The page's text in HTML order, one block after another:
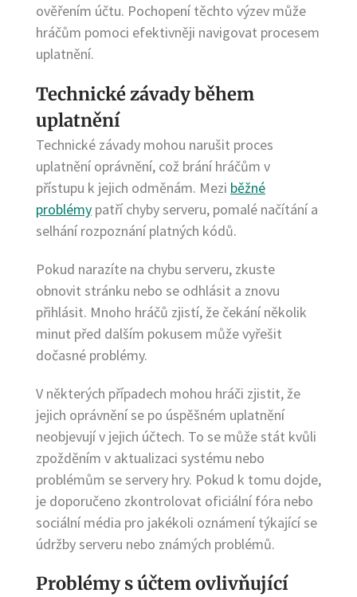
ověřením účtu. Pochopení těchto výzev může
hráčům pomoci efektivněji navigovat procesem
uplatnění.
Technické závady během
uplatnění
Technické závady mohou narušit proces
uplatnění oprávnění, což brání hráčům v
přístupu k jejich odměnám. Mezi běžné
problémy patří chyby serveru, pomalé načítání a
selhání rozpoznání platných kódů.
Pokud narazíte na chybu serveru, zkuste
obnovit stránku nebo se odhlásit a znovu
přihlásit. Mnoho hráčů zjistí, že čekání několik
minut před dalším pokusem může vyřešit
dočasné problémy.
V některých případech mohou hráči zjistit, že
jejich oprávnění se po úspěšném uplatnění
neobjevují v jejich účtech. To se může stát kvůli
zpožděním v aktualizaci systému nebo
problémům se servery hry. Pokud k tomu dojde,
je doporučeno zkontrolovat oficiální fóra nebo
sociální média pro jakékoli oznámení týkající se
údržby serveru nebo známých problémů.
Problémy s účtem ovlivňující